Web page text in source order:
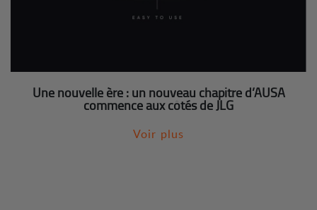
Une nouvelle ère : un nouveau chapitre d’AUSA
commence aux côtés de JLG
Voir plus